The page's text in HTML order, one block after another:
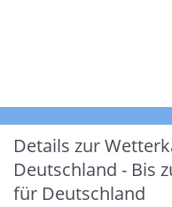
Details zur
Deutschland - Bis
für Deutschland